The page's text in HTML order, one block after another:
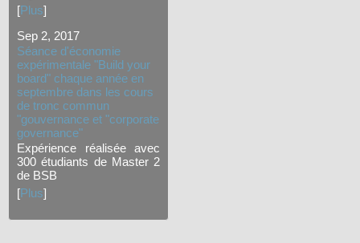
[Plus]
Sep 2, 2017
Séance d'économie
expérimentale "Build your
board" chaque année en
septembre dans les cours
de tronc commun
"gouvernance et "corporate
governance"
Expérience réalisée avec
300 étudiants de Master 2
de BSB
[Plus]